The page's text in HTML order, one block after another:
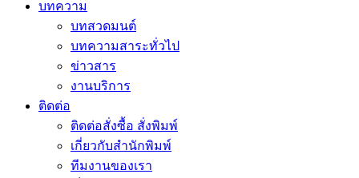
บทความ
บทสวดมนต์
บทความสาระทั่วไป
ข่าวสาร
งานบริการ
ติดต่อ
ติดต่อสั่งซื้อ สั่งพิมพ์
เกี่ยวกับสำนักพิมพ์
ทีมงานของเรา